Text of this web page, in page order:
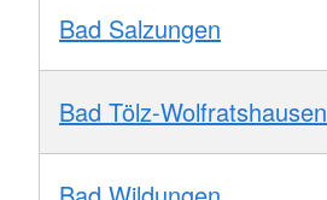
Bad Salzungen
Bad Tölz-Wolfratshausen